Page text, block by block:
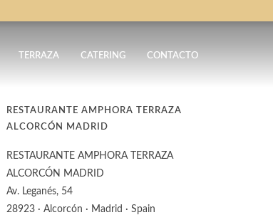
TERRAZA CATERING CONTACTO
RESTAURANTE AMPHORA TERRAZA
ALCORCÓN MADRID
RESTAURANTE AMPHORA TERRAZA
ALCORCÓN MADRID
Av. Leganés, 54
28923 · Alcorcón · Madrid · Spain